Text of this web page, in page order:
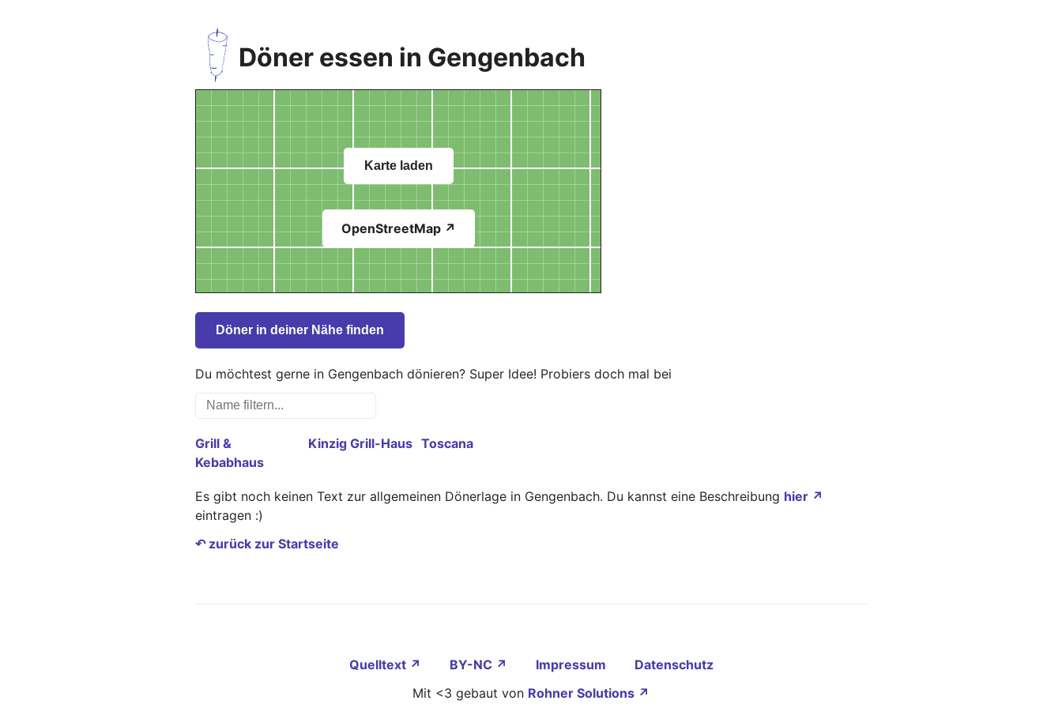
Döner essen in Gengenbach
Karte laden
OpenStreetMap ↗
Döner in deiner Nähe finden
Du möchtest gerne in Gengenbach dönieren? Super Idee! Probiers doch mal bei
Grill &
Kebabhaus
Kinzig Grill-Haus Toscana
Es gibt noch keinen Text zur allgemeinen Dönerlage in Gengenbach. Du kannst eine Beschreibung hier ↗
eintragen :)
↶ zurück zur Startseite
Quelltext ↗ BY-NC ↗ Impressum
Datenschutz
Mit <3 gebaut von Rohner Solutions ↗